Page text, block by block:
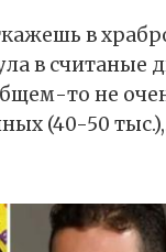
в
в считаные
то не
(40-50